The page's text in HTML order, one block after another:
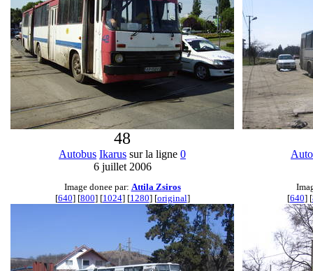
48
Autobus Ikarus sur la ligne 0
6 juillet 2006
Image donee par: Attila Zsiros
[640] [800] [1024] [1280] [original]
[640] [